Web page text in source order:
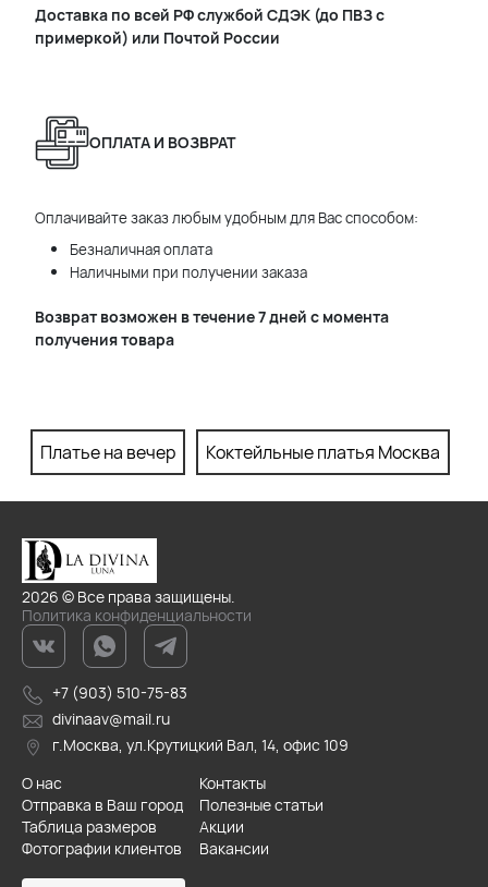
Доставка по всей РФ службой СДЭК (до ПВЗ с
примеркой) или Почтой России
ОПЛАТА И ВОЗВРАТ
Оплачивайте заказ любым удобным для Вас способом:
Безналичная оплата
Наличными при получении заказа
Возврат возможен в течение 7 дней с момента
получения товара
Платье на вечер Коктейльные платья Москва
2026 © Все права защищены.
Политика конфиденциальности
+7 (903) 510-75-83
divinaav@mail.ru
г.Москва, ул.Крутицкий Вал, 14, офис 109
О нас
Контакты
Отправка в Ваш город
Полезные статьи
Таблица размеров
Акции
Фотографии клиентов
Вакансии